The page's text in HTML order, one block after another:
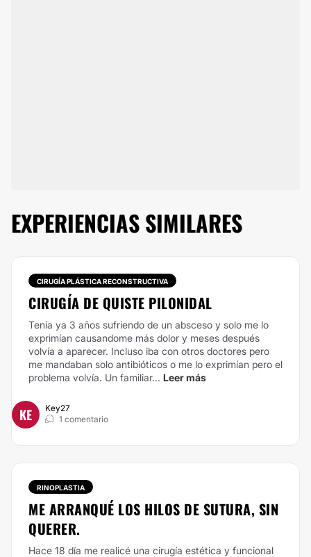
EXPERIENCIAS SIMILARES
CIRUGÍA PLÁSTICA RECONSTRUCTIVA
CIRUGÍA DE QUISTE PILONIDAL
Tenía ya 3 años sufriendo de un absceso y solo me lo
exprimían causandome más dolor y meses después
volvía a aparecer. Incluso iba con otros doctores pero
me mandaban solo antibióticos o me lo exprimían pero el
problema volvía. Un familiar... Leer más
KE
Key27
1 comentario
RINOPLASTIA
ME ARRANQUÉ LOS HILOS DE SUTURA, SIN
QUERER.
Hace 18 día me realicé una cirugía estética y funcional